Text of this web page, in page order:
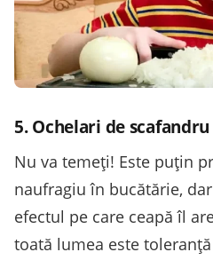
5. Ochelari de scafandru
Nu va temeți! Este puțin
naufragiu în bucătărie,
efectul pe care ceapă îl
toată lumea este